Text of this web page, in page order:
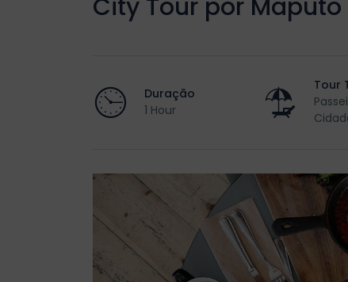
City Tour por Maputo
Duração
1 Hour
Tour